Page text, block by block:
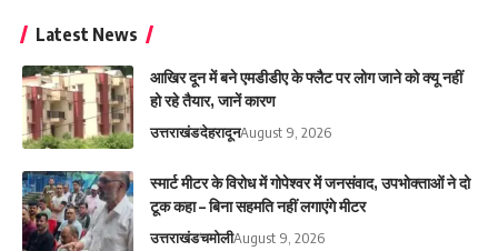
Latest News
आ​खिर दून में बने एमडीडीए के फ्लैट पर लोग जाने को क्यू नहीं
हो रहे तैयार, जानें कारण
उत्तराखंडदेहरादूनAugust 9, 2026
स्मार्ट मीटर के विरोध में गोपेश्वर में जनसंवाद, उपभोक्ताओं ने दो
टूक कहा – बिना सहमति नहीं लगाएंगे मीटर
उत्तराखंडचमोलीAugust 9, 2026